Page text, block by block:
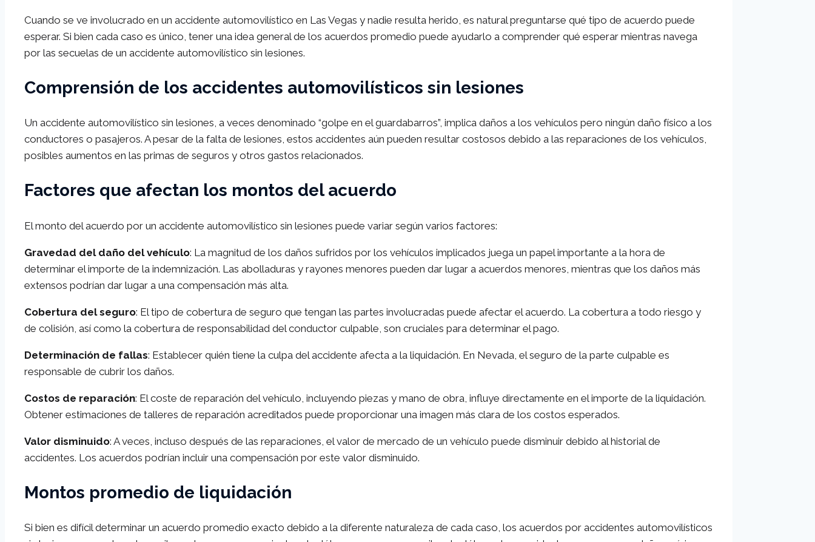
Cuando se ve involucrado en un accidente automovilístico en Las Vegas y nadie resulta herido, es natural preguntarse qué tipo de acuerdo puede
esperar. Si bien cada caso es único, tener una idea general de los acuerdos promedio puede ayudarlo a comprender qué esperar mientras navega
por las secuelas de un accidente automovilístico sin lesiones.
Comprensión de los accidentes automovilísticos sin lesiones
Un accidente automovilístico sin lesiones, a veces denominado “golpe en el guardabarros”, implica daños a los vehículos pero ningún daño físico a los
conductores o pasajeros. A pesar de la falta de lesiones, estos accidentes aún pueden resultar costosos debido a las reparaciones de los vehículos,
posibles aumentos en las primas de seguros y otros gastos relacionados.
Factores que afectan los montos del acuerdo
El monto del acuerdo por un accidente automovilístico sin lesiones puede variar según varios factores:
Gravedad del daño del vehículo: La magnitud de los daños sufridos por los vehículos implicados juega un papel importante a la hora de
determinar el importe de la indemnización. Las abolladuras y rayones menores pueden dar lugar a acuerdos menores, mientras que los daños más
extensos podrían dar lugar a una compensación más alta.
Cobertura del seguro: El tipo de cobertura de seguro que tengan las partes involucradas puede afectar el acuerdo. La cobertura a todo riesgo y
de colisión, así como la cobertura de responsabilidad del conductor culpable, son cruciales para determinar el pago.
Determinación de fallas: Establecer quién tiene la culpa del accidente afecta a la liquidación. En Nevada, el seguro de la parte culpable es
responsable de cubrir los daños.
Costos de reparación: El coste de reparación del vehículo, incluyendo piezas y mano de obra, influye directamente en el importe de la liquidación.
Obtener estimaciones de talleres de reparación acreditados puede proporcionar una imagen más clara de los costos esperados.
Valor disminuido: A veces, incluso después de las reparaciones, el valor de mercado de un vehículo puede disminuir debido al historial de
accidentes. Los acuerdos podrían incluir una compensación por este valor disminuido.
Montos promedio de liquidación
Si bien es difícil determinar un acuerdo promedio exacto debido a la diferente naturaleza de cada caso, los acuerdos por accidentes automovilísticos